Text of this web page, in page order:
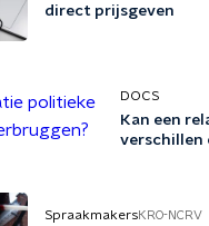
direct prijsgeven
DOCS
Kan een
verschillen
SpraakmakersKRO-NCRV